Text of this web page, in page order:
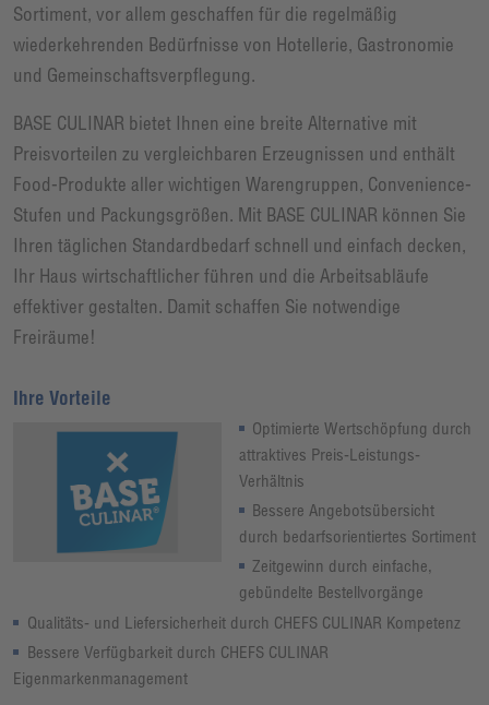
Sortiment, vor allem geschaffen für die regelmäßig
wiederkehrenden Bedürfnisse von Hotellerie, Gastronomie
und Gemeinschaftsverpflegung.
BASE CULINAR bietet Ihnen eine breite Alternative mit
Preisvorteilen zu vergleichbaren Erzeugnissen und enthält
Food-Produkte aller wichtigen Warengruppen, Convenience-
Stufen und Packungsgrößen. Mit BASE CULINAR können Sie
Ihren täglichen Standardbedarf schnell und einfach decken,
Ihr Haus wirtschaftlicher führen und die Arbeitsabläufe
effektiver gestalten. Damit schaffen Sie notwendige
Freiräume!
Ihre Vorteile
Optimierte Wertschöpfung durch
attraktives Preis-Leistungs-
Verhältnis
Bessere Angebotsübersicht
durch bedarfsorientiertes Sortiment
Zeitgewinn durch einfache,
gebündelte Bestellvorgänge
Qualitäts- und Liefersicherheit durch CHEFS CULINAR Kompetenz
Bessere Verfügbarkeit durch CHEFS CULINAR
Eigenmarkenmanagement